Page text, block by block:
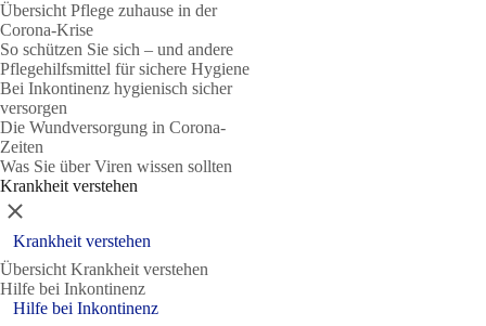
Übersicht Pflege zuhause in der
Corona-Krise
So schützen Sie sich – und andere
Pflegehilfsmittel für sichere Hygiene
Bei Inkontinenz hygienisch sicher
versorgen
Die Wundversorgung in Corona-
Zeiten
Was Sie über Viren wissen sollten
Krankheit verstehen
Schließen
Krankheit verstehen
Übersicht Krankheit verstehen
Hilfe bei Inkontinenz
Hilfe bei Inkontinenz